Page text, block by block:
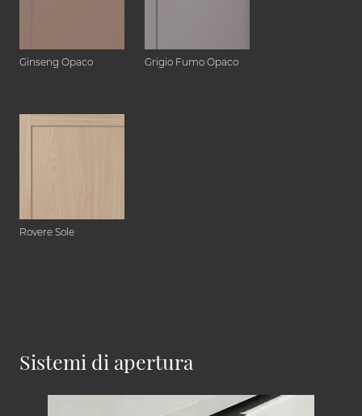
Ginseng Opaco Grigio Fumo Opaco
Rovere Sole
Sistemi di apertura